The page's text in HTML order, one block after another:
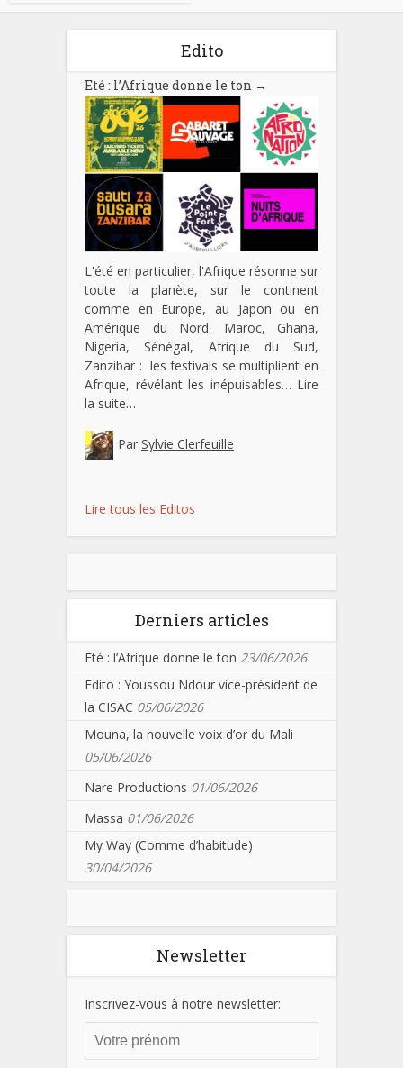
Edito
Eté : l’Afrique donne le ton →
L'été en particulier, l'Afrique résonne sur
toute la planète, sur le continent
comme en Europe, au Japon ou en
Amérique du Nord. Maroc, Ghana,
Nigeria, Sénégal, Afrique du Sud,
Zanzibar : les festivals se multiplient en
Afrique, révélant les inépuisables… Lire
la suite…
Par Sylvie Clerfeuille
Lire tous les Editos
Derniers articles
Eté : l’Afrique donne le ton 23/06/2026
Edito : Youssou Ndour vice-président de
la CISAC 05/06/2026
Mouna, la nouvelle voix d’or du Mali
05/06/2026
Nare Productions 01/06/2026
Massa 01/06/2026
My Way (Comme d’habitude)
30/04/2026
Newsletter
Inscrivez-vous à notre newsletter: